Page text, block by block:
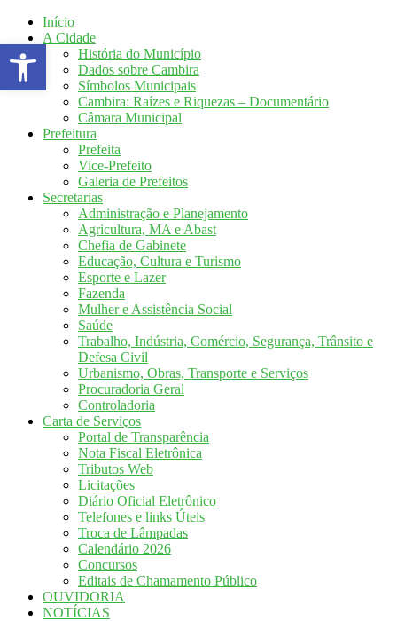
Início
A Cidade
História do Município
Dados sobre Cambira
Símbolos Municipais
Cambira: Raízes e Riquezas – Documentário
Câmara Municipal
Prefeitura
Prefeita
Vice-Prefeito
Galeria de Prefeitos
Secretarias
Administração e Planejamento
Agricultura, MA e Abast
Chefia de Gabinete
Educação, Cultura e Turismo
Esporte e Lazer
Fazenda
Mulher e Assistência Social
Saúde
Trabalho, Indústria, Comércio, Segurança, Trânsito e
Defesa Civil
Urbanismo, Obras, Transporte e Serviços
Procuradoria Geral
Controladoria
Carta de Serviços
Portal de Transparência
Nota Fiscal Eletrônica
Tributos Web
Licitações
Diário Oficial Eletrônico
Telefones e links Úteis
Troca de Lâmpadas
Calendário 2026
Concursos
Editais de Chamamento Público
OUVIDORIA
NOTÍCIAS
Abrir a barra de ferramentas